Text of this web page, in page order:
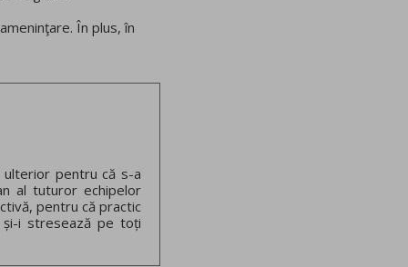
În plus, în
pentru că s-a
al tuturor echipelor
pentru că practic
i stresează pe toți